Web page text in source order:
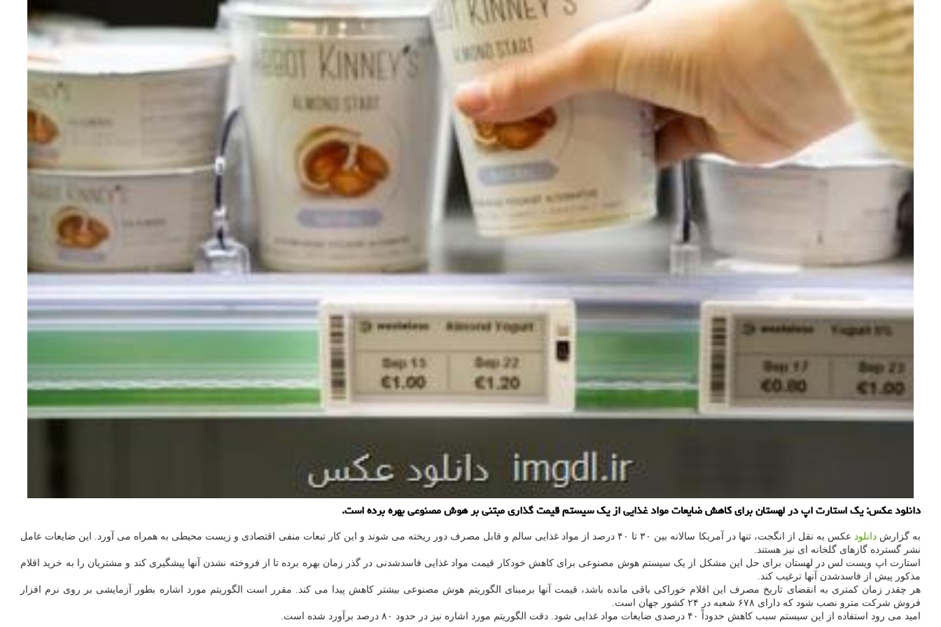
دانلود عکس: یک استارت اپ در لهستان برای کاهش ضایعات مواد غذایی از یک سیستم قیمت گذاری مبتنی بر هوش مصنوعی بهره برده است.
به گزارشدانلود
عکس به نقل از انگجت، تنها در آمریکا سالانه بین ۳۰ تا ۴۰ درصد از مواد غذایی سالم و قابل مصرف دور ریخته می شوند و این کار تبعات منفی اقتصادی و زیست محیطی به همراه می آورد. این ضایعات عامل
نشر گسترده گازهای گلخانه ای نیز هستند.
استارت اپ ویست لس در لهستان برای حل این مشکل از یک سیستم هوش مصنوعی برای کاهش خودکار قیمت مواد غذایی فاسدشدنی در گذر زمان بهره برده تا از فروخته نشدن آنها پیشگیری کند و مشتریان را به خرید اقلام
مذکور پیش از فاسدشدن آنها ترغیب کند.
هر چقدر زمان کمتری به انقضای تاریخ مصرف این اقلام خوراکی باقی مانده باشد، قیمت آنها برمبنای الگوریتم هوش مصنوعی بیشتر کاهش پیدا می کند. مقرر است الگوریتم مورد اشاره بطور آزمایشی بر روی نرم افزار
فروش شرکت مترو نصب شود که دارای ۶۷۸ شعبه در ۲۴ کشور جهان است.
امید می رود استفاده از این سیستم سبب کاهش حدوداً ۴۰ درصدی ضایعات مواد غذایی شود. دقت الگوریتم مورد اشاره نیز در حدود ۸۰ درصد برآورد شده است.